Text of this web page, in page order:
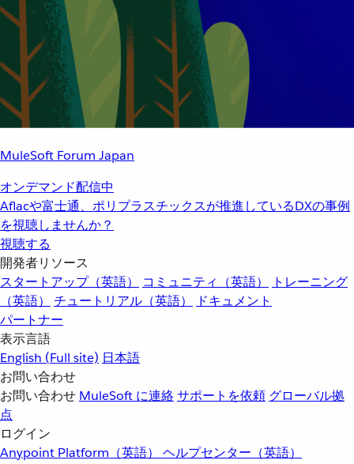
MuleSoft Forum Japan
オンデマンド配信中
Aflacや富士通、ポリプラスチックスが推進しているDXの事例
を視聴しませんか？
視聴する
開発者リソース
スタートアップ（英語）
コミュニティ（英語）
トレーニング
（英語）
チュートリアル（英語）
ドキュメント
パートナー
表示言語
English (Full site) 日本語
お問い合わせ
お問い合わせ MuleSoft に連絡サポートを依頼 グローバル拠
点
ログイン
Anypoint Platform（英語） ヘルプセンター（英語）